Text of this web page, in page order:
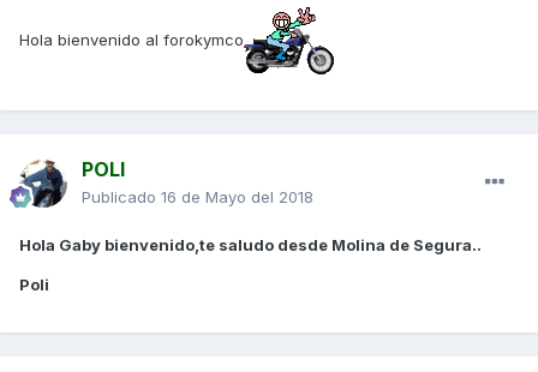
Hola bienvenido al forokymco
POLI
Publicado 16 de Mayo del 2018
Hola Gaby bienvenido,te saludo desde Molina de Segura..
Poli